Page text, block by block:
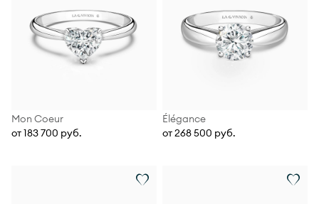
Mon Coeur
от 183 700 руб.
Élégance
от 268 500 руб.